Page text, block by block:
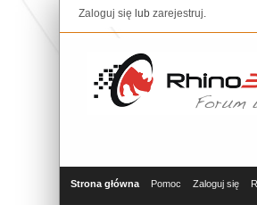
Zaloguj się lubzarejestruj.
Strona główna Pomoc Zaloguj się